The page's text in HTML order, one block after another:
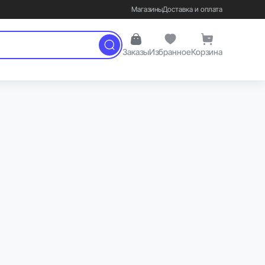
МагазиныДоставка и оплата
ЗаказыИзбранноеКорзина